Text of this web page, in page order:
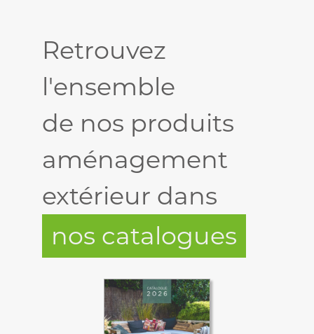
Retrouvez
l'ensemble
de nos produits
aménagement
extérieur dans
nos catalogues